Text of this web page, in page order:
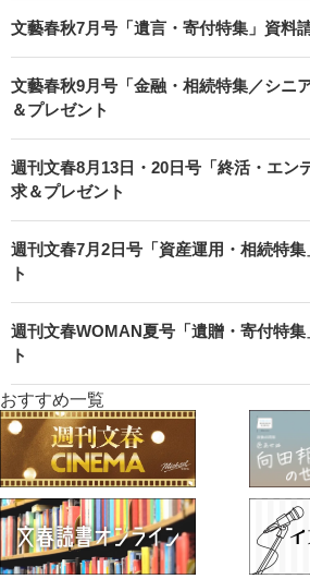
文藝春秋7月号「遺言・寄付特集」資料
文藝春秋9月号「金融・相続特集／シニ
＆プレゼント
週刊文春8月13日・20日号「終活・エン
求＆プレゼント
週刊文春7月2日号「資産運用・相続特
ト
週刊文春WOMAN夏号「遺贈・寄付特
ト
おすすめ一覧